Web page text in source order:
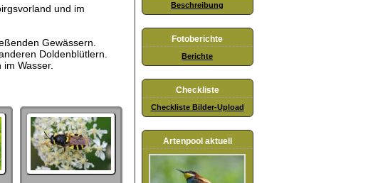
und im
Gewässern.
Doldenblütlern.
Wasser.
Beschreibung
Fotoberichte
Berichte
Checkliste
Checkliste Bilder-Upload
Artenpool aktuell